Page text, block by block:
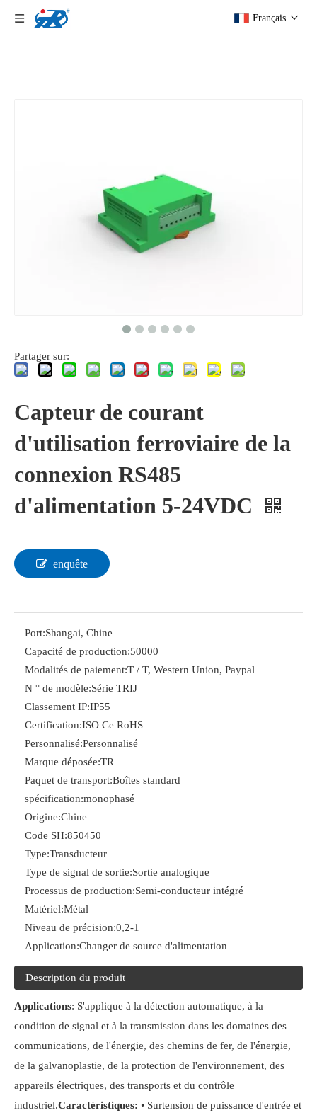
Français
Partager sur:
Capteur de courant
d'utilisation ferroviaire de la
connexion RS485
d'alimentation 5-24VDC
enquête
Port:Shangai, Chine
Capacité de production:50000
Modalités de paiement:T / T, Western Union, Paypal
N ° de modèle:Série TRIJ
Classement IP:IP55
Certification:ISO Ce RoHS
Personnalisé:Personnalisé
Marque déposée:TR
Paquet de transport:Boîtes standard
spécification:monophasé
Origine:Chine
Code SH:850450
Type:Transducteur
Type de signal de sortie:Sortie analogique
Processus de production:Semi-conducteur intégré
Matériel:Métal
Niveau de précision:0,2-1
Application:Changer de source d'alimentation
Description du produit
Applications: S'applique à la détection automatique, à la
condition de signal et à la transmission dans les domaines des
communications, de l'énergie, des chemins de fer, de l'énergie,
de la galvanoplastie, de la protection de l'environnement, des
appareils électriques, des transports et du contrôle
industriel.Caractéristiques: • Surtension de puissance d'entrée et